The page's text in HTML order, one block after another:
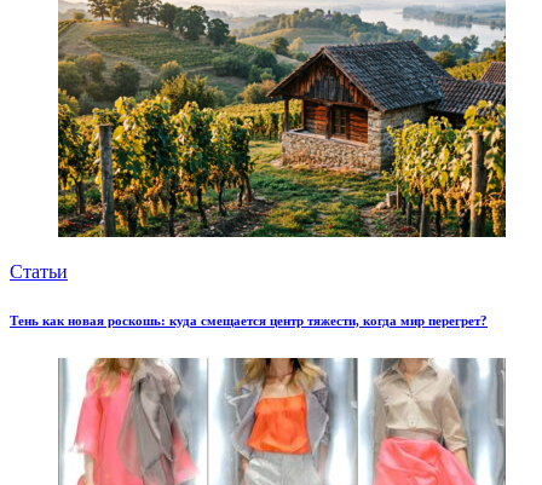
Статьи
Тень как новая роскошь: куда смещается центр тяжести, когда мир перегрет?